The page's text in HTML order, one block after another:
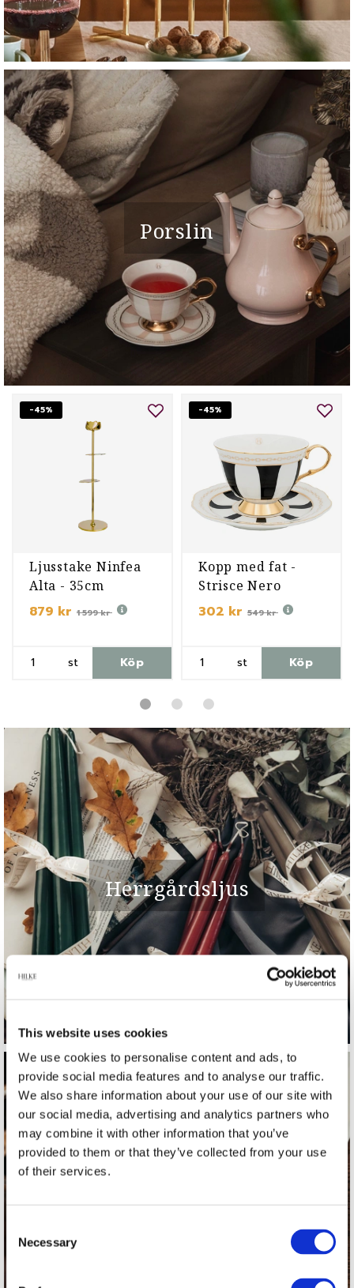
This website uses cookies
We use cookies to personalise content and ads, to
provide social media features and to analyse our traffic.
We also share information about your use of our site with
our social media, advertising and analytics partners who
may combine it with other information that you’ve
provided to them or that they’ve collected from your use
of their services.
Selection
Necessary
Porslin
-45%
Ljusstake Ninfea
Alta - 35cm
879 kr 1 599 kr
st Köp
-45%
Kopp med fat -
Strisce Nero
302 kr 549 kr
st Köp
Herrgårdsljus